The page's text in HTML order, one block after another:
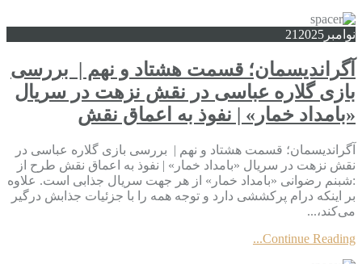
نوامبر 21 2025
آگراندیسمان؛ قسمت هشتاد و نهم | بررسی
بازی گلاره عباسی در نقش نزهت در سریال
«بامداد خمار» | نفوذ به اعماق نقش
آگراندیسمان؛ قسمت هشتاد و نهم | بررسی بازی گلاره عباسی در
نقش نزهت در سریال «بامداد خمار» | نفوذ به اعماق نقش طرح از
:شبنم رضوانی «بامداد خمار» از هر جهت سریال جذابی است. علاوه
بر اینکه درام پرکششی دارد و توجه همه را با جزئیات جذابش درگیر
می‌کند،...
Continue Reading...